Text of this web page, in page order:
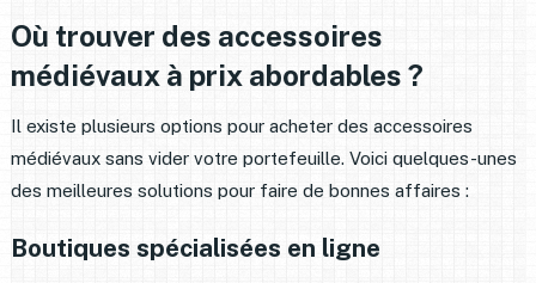
Où trouver des accessoires
médiévaux à prix abordables ?
Il existe plusieurs options pour acheter des accessoires
médiévaux sans vider votre portefeuille. Voici quelques-unes
des meilleures solutions pour faire de bonnes affaires :
Boutiques spécialisées en ligne